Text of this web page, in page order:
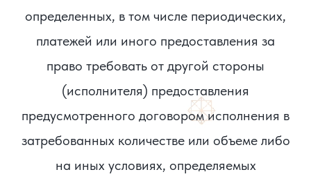
определенных, в том числе периодических,
платежей или иного предоставления за
право требовать от другой стороны
(исполнителя) предоставления
предусмотренного договором исполнения в
затребованных количестве или объеме либо
на иных условиях, определяемых